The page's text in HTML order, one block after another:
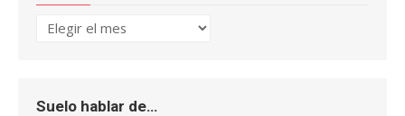
Archivo
Suelo hablar de…